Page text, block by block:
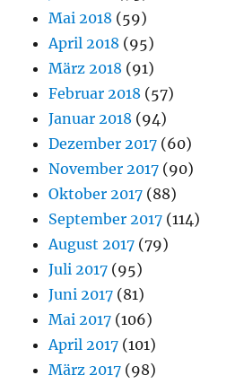
Mai 2018 (59)
April 2018 (95)
März 2018 (91)
Februar 2018 (57)
Januar 2018 (94)
Dezember 2017 (60)
November 2017 (90)
Oktober 2017 (88)
September 2017 (114)
August 2017 (79)
Juli 2017 (95)
Juni 2017 (81)
Mai 2017 (106)
April 2017 (101)
März 2017 (98)